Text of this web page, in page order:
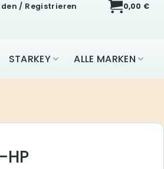
/ Registrieren 0,00 €
STARKEY ALLE MARKEN